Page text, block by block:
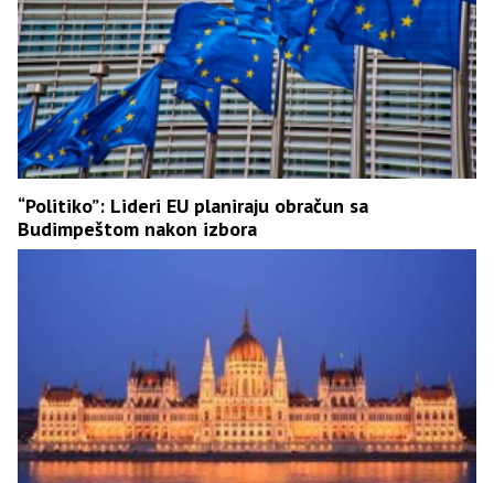
“Politiko”: Lideri EU planiraju obračun sa
Budimpeštom nakon izbora